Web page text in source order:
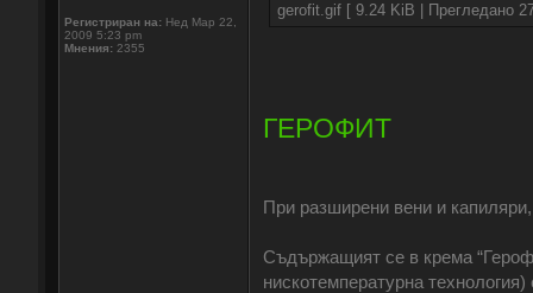
Регистриран на: Нед Мар 22,
2009 5:23 pm
Мнения: 2355
gerofit.gif [ 9.24 KiB | Прегледано
ГЕРОФИТ
При разширени вени и
Съдържащият се в крема
нискотемпературна